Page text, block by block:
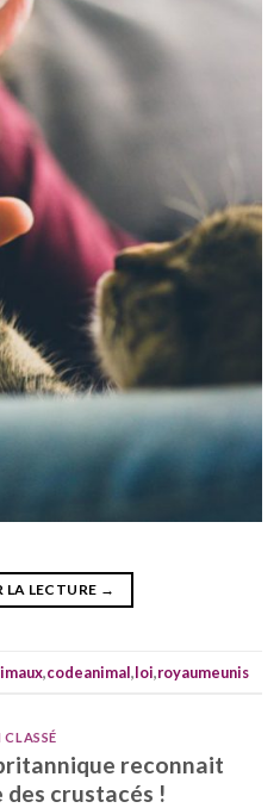
LA LECTURE →
,codeanimal,loi,royaumeunis
CLASSÉ
reconnait
crustacés !